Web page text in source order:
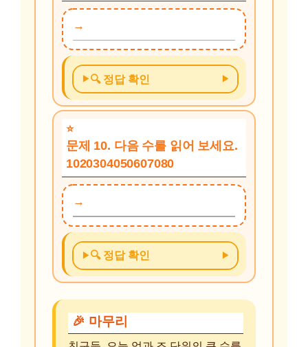
🔍 정답 확인
문제 10. 다음 수를 읽어 보세요.
1020304050607080
🔍 정답 확인
🎉 마무리